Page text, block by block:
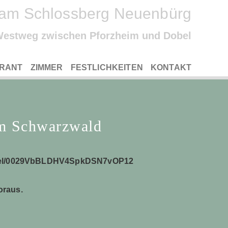
Schlossberg Neuenbürg
zwischen Pforzheim und Dobel
ZIMMER FESTLICHKEITEN KONTAKT
Schwarzwald
0029VbBLDHV4SpkDSN7vOP12